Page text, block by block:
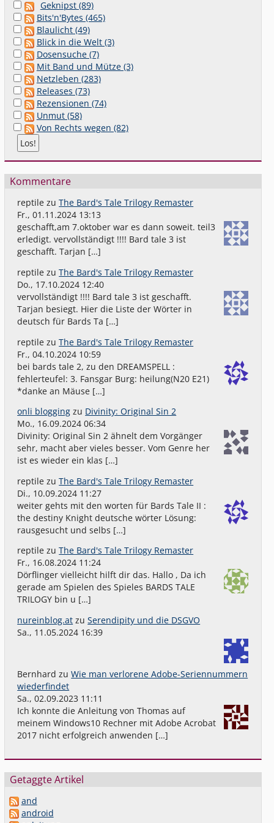
Geknipst (89)
Bits'n'Bytes (465)
Blaulicht (49)
Blick in die Welt (3)
Dosensuche (7)
Mit Band und Mütze (3)
Netzleben (283)
Releases (73)
Rezensionen (74)
Unmut (58)
Von Rechts wegen (82)
Kommentare
reptile zuThe Bard's Tale Trilogy Remaster
Fr., 01.11.2024 13:13
geschafft,am 7.oktober war es dann soweit. teil3
erledigt. vervollständigt !!!! Bard tale 3 ist
geschafft. Tarjan […]
reptile zuThe Bard's Tale Trilogy Remaster
Do., 17.10.2024 12:40
vervollständigt !!!! Bard tale 3 ist geschafft.
Tarjan besiegt. Hier die Liste der Wörter in
deutsch für Bards Ta […]
reptile zuThe Bard's Tale Trilogy Remaster
Fr., 04.10.2024 10:59
bei bards tale 2, zu den DREAMSPELL :
fehlerteufel: 3. Fansgar Burg: heilung(N20 E21)
*danke an Mäuse […]
onli blogging zu Divinity: Original Sin 2
Mo., 16.09.2024 06:34
Divinity: Original Sin 2 ähnelt dem Vorgänger
sehr, macht aber vieles besser. Vom Genre her
ist es wieder ein klas […]
reptile zuThe Bard's Tale Trilogy Remaster
Di., 10.09.2024 11:27
weiter gehts mit den worten für Bards Tale II :
the destiny Knight deutsche wörter Lösung:
rausgesucht und selbs […]
reptile zuThe Bard's Tale Trilogy Remaster
Fr., 16.08.2024 11:24
Dörflinger vielleicht hilft dir das. Hallo , Da ich
gerade am Spielen des Spieles BARDS TALE
TRILOGY bin u […]
nureinblog.at zuSerendipity und die DSGVO
Sa., 11.05.2024 16:39
Bernhard zuWie man verlorene Adobe-Seriennummern
wiederfindet
Sa., 02.09.2023 11:11
Ich konnte die Anleitung von Thomas auf
meinem Windows10 Rechner mit Adobe Acrobat
2017 nicht erfolgreich anwenden […]
Getaggte Artikel
and
android